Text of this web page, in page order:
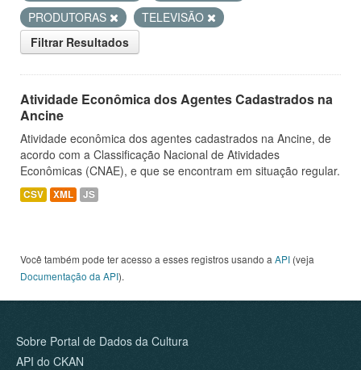
PRODUTORAS
TELEVISÃO
Filtrar Resultados
Atividade Econômica dos Agentes Cadastrados na
Ancine
Atividade econômica dos agentes cadastrados na Ancine, de
acordo com a Classificação Nacional de Atividades
Econômicas (CNAE), e que se encontram em situação regular.
CSV XML JS
Você também pode ter acesso a esses registros usando a API (veja
Documentação da API).
Sobre Portal de Dados da Cultura
API do CKAN